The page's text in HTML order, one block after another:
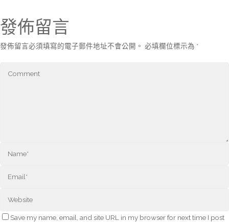
發佈留言
發佈留言必須填寫的電子郵件地址不會公開。 必填欄位標示為 *
Save my name, email, and site URL in my browser for next time I post